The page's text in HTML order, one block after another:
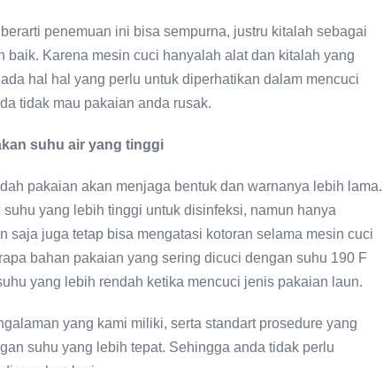
penemuan ini bisa sempurna, justru kitalah sebagai
baik. Karena mesin cuci hanyalah alat dan kitalah yang
hal hal yang perlu untuk diperhatikan dalam mencuci
tidak mau pakaian anda rusak.
suhu air yang tinggi
pakaian akan menjaga bentuk dan warnanya lebih lama.
yang lebih tinggi untuk disinfeksi, namun hanya
saja juga tetap bisa mengatasi kotoran selama mesin cuci
bahan pakaian yang sering dicuci dengan suhu 190 F
yang lebih rendah ketika mencuci jenis pakaian laun.
yang kami miliki, serta standart prosedure yang
suhu yang lebih tepat. Sehingga anda tidak perlu